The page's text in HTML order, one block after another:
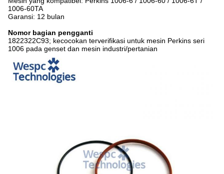
1006-60TA
Garansi: 12 bulan
Nomor bagian pengganti
1822322C93; kecocokan terverifikasi untuk mesin Perkins seri
1006 pada genset dan mesin industri/pertanian